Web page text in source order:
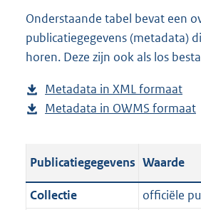
l
o
a
p
u
l
c
a
n
d
g
r
o
t
Onderstaande tabel bevat een
publicatiegegevens (metadata)
horen. Deze zijn ook als los
Metadata in XML formaat
e
a
n
d
Metadata in OWMS formaat
Publicatiegegevens Waarde
Collectie
officiële